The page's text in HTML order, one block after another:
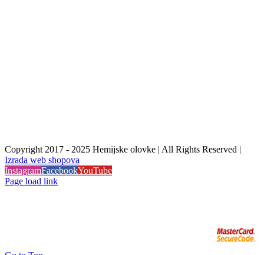
Copyright 2017 - 2025 Hemijske olovke | All Rights Reserved |
Izrada web shopova
InstagramFacebookYouTube
Page load link